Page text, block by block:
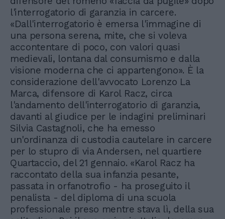
l'interrogatorio di garanzia in carcere.
«Dall'interrogatorio è emersa l'immagine di
una persona serena, mite, che si voleva
accontentare di poco, con valori quasi
medievali, lontana dal consumismo e dalla
visione moderna che ci appartengono». È la
considerazione dell'avvocato Lorenzo La
Marca, difensore di Karol Racz, circa
l'andamento dell'interrogatorio di garanzia,
davanti al giudice per le indagini preliminari
Silvia Castagnoli, che ha emesso
un'ordinanza di custodia cautelare in carcere
per lo stupro di via Andersen, nel quartiere
Quartaccio, del 21 gennaio. «Karol Racz ha
raccontato della sua infanzia pesante,
passata in orfanotrofio - ha proseguito il
penalista - del diploma di una scuola
professionale preso mentre stava lì, della sua